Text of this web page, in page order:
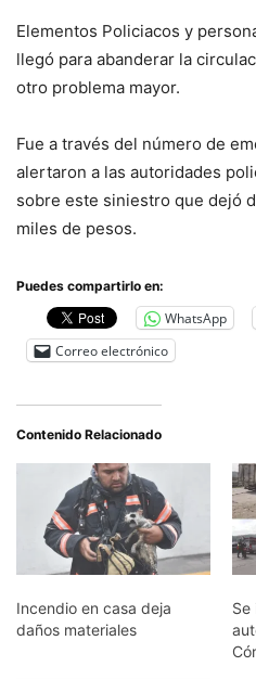
Elementos Policiacos y
llegó para abanderar la
otro problema mayor.
Fue a través del número de
alertaron a las autoridades
sobre este siniestro que dejó
miles de pesos.
Puedes compartirlo en:
WhatsApp
Correo electrónico
Contenido Relacionado
Incendio en casa deja
daños materiales
Se